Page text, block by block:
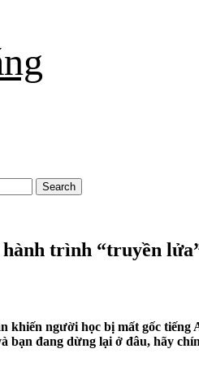
hành trình “truyền
khiến người học bị mất gốc
bạn đang dừng lại ở đâu, hãy